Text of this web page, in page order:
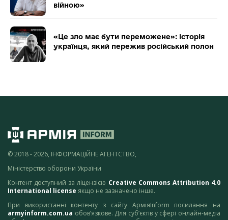
війною»
«Це зло має бути переможене»: історія
українця, який пережив російський полон
© 2018 - 2026, ІНФОРМАЦІЙНЕ АГЕНТСТВО,
Міністерство оборони України
Контент доступний за ліцензією Creative Commons Attribution 4.0
International license якщо не зазначено інше.
При використанні контенту з сайту АрміяInform посилання на
armyinform.com.ua обов’язкове. Для суб’єктів у сфері онлайн-медіа